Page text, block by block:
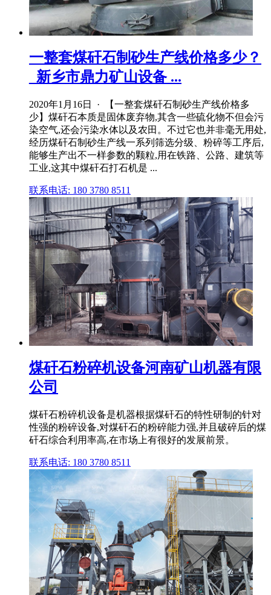
一整套煤矸石制砂生产线价格多少？
_新乡市鼎力矿山设备 ...
2020年1月16日 · 【一整套煤矸石制砂生产线价格多
少】煤矸石本质是固体废弃物,其含一些硫化物不但会污
染空气,还会污染水体以及农田。不过它也并非毫无用处,
经历煤矸石制砂生产线一系列筛选分级、粉碎等工序后,
能够生产出不一样参数的颗粒,用在铁路、公路、建筑等
工业,这其中煤矸石打石机是 ...
联系电话: 180 3780 8511
煤矸石粉碎机设备河南矿山机器有限
公司
煤矸石粉碎机设备是机器根据煤矸石的特性研制的针对
性强的粉碎设备,对煤矸石的粉碎能力强,并且破碎后的煤
矸石综合利用率高,在市场上有很好的发展前景。
联系电话: 180 3780 8511